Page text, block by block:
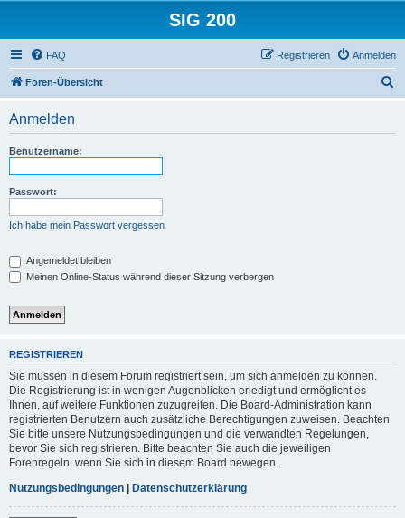
SIG 200
FAQ Anmelden
Registrieren
Foren-Übersicht
Anmelden
Benutzername:
Passwort:
Ich habe mein Passwort vergessen
Angemeldet bleiben
Meinen Online-Status während dieser Sitzung verbergen
REGISTRIEREN
Sie müssen in diesem Forum registriert sein, um sich anmelden zu können.
Die Registrierung ist in wenigen Augenblicken erledigt und ermöglicht es
Ihnen, auf weitere Funktionen zuzugreifen. Die Board-Administration kann
registrierten Benutzern auch zusätzliche Berechtigungen zuweisen. Beachten
Sie bitte unsere Nutzungsbedingungen und die verwandten Regelungen,
bevor Sie sich registrieren. Bitte beachten Sie auch die jeweiligen
Forenregeln, wenn Sie sich in diesem Board bewegen.
Nutzungsbedingungen | Datenschutzerklärung